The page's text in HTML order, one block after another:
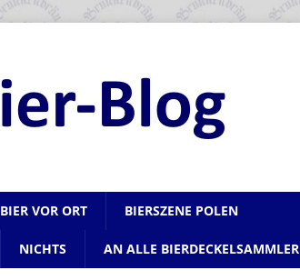
BIER VOR ORT BIERSZENE POLEN
NICHTS AN ALLE BIERDECKELSAMMLER